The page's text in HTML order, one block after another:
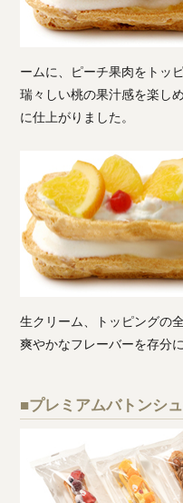
ームに、ピーチ果肉をトッピ
瑞々しい桃の果汁感を楽し
に仕上がりました。
生クリーム、トッピングの
爽やかなフレーバーを存分
■プレミアムバトンシ